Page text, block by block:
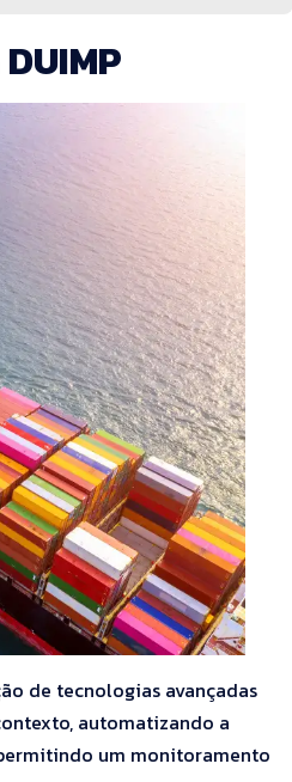
de tecnologias avançadas
automatizando a
um monitoramento